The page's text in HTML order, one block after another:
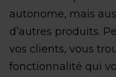
autonome, mais
d’autres produits.
vos clients, vous
fonctionnalité qui